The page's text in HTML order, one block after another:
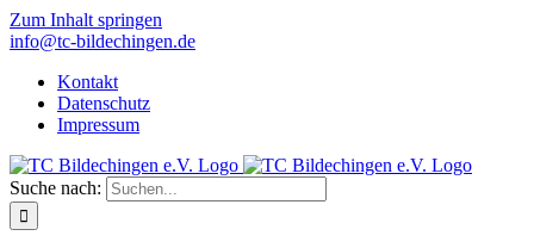
Zum Inhalt springen
info@tc-bildechingen.de
Kontakt
Datenschutz
Impressum
Suche nach: